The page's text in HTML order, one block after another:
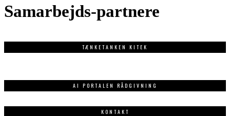
Samarbejds-partnere
TÆNKETANKEN KITEK
AI PORTALEN RÅDGIVNING
KONTAKT